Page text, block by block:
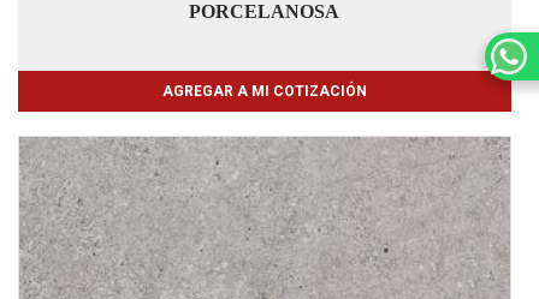
PORCELANOSA
AGREGAR A MI COTIZACIÓN